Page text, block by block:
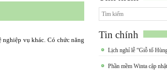
nghiệp vụ khác. Có chức năng
Tin chính
Lịch nghỉ lễ “Giỗ tổ
Phần mềm Winta cập